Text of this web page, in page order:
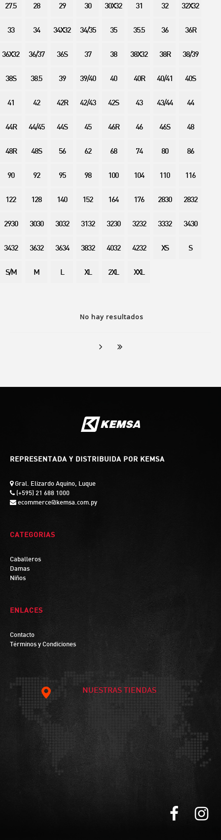
No hay resultados
27.5 28 29 30 30X32 31 32 32X32
33 34 34X32 34/35 35 35.5 36 36R
36X32 36/37 36S 37 38 38X32 38R 38/39
38S 38.5 39 39/40 40 40R 40/41 40S
41 42 42R 42/43 42S 43 43/44 44
44R 44/45 44S 45 46R 46 46S 48
48R 48S 56 62 68 74 80 86
90 92 95 98 100 104 110 116
122 128 140 152 164 176 2830 2832
2930 3030 3032 3132 3230 3232 3332 3430
3432 3632 3634 3832 4032 4232 XS S
S/M M L XL 2XL XXL
REPRESENTADA Y DISTRIBUIDA POR KEMSA
Gral. Elizardo Aquino, Luque
(+595) 21 688 1000
ecommerce@kemsa.com.py
CATEGORIAS
Caballeros
Damas
Niños
ENLACES
Contacto
Términos y Condiciones
NUESTRAS TIENDAS